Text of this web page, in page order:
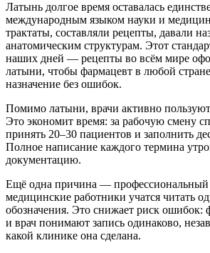
Латынь долгое время оставалась
международным языком науки и
трактаты, составляли рецепты, давали
анатомическим структурам. Этот
наших дней — рецепты во всём мире
латыни, чтобы фармацевт в любой
назначение без ошибок.
Помимо латыни, врачи активно
Это экономит время: за рабочую смену
принять 20–30 пациентов и заполнить
Полное написание каждого термина
документацию.
Ещё одна причина — профессиональный
медицинские работники учатся читать
обозначения. Это снижает риск ошибок:
и врач понимают запись одинаково,
какой клинике она сделана.